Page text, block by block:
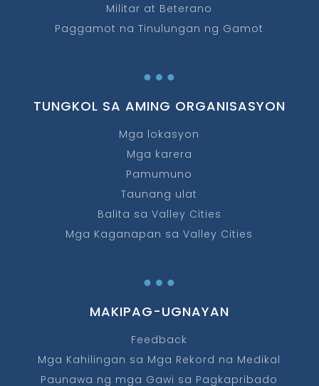
Militar at Beterano
Paggamot na Tinulungan ng Gamot
…
TUNGKOL SA AMING ORGANISASYON
Mga lokasyon
Mga karera
Pamumuno
Taunang ulat
Balita sa Valley Cities
Mga Kaganapan sa Valley Cities
…
MAKIPAG-UGNAYAN
Feedback
Mga Kahilingan sa Mga Rekord na Medikal
Paunawa ng mga Gawi sa Pagkapribado